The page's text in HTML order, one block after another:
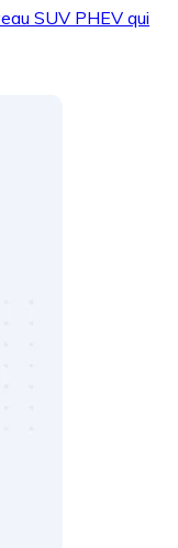
SUV PHEV qui